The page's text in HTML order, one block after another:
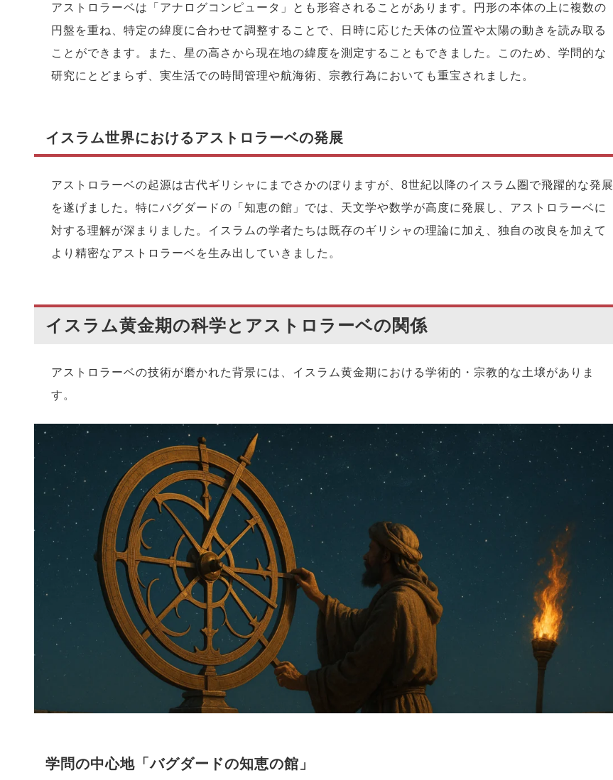
アストロラーベは「アナログコンピュータ」とも形容されることがあります。円形の本体の上に複数の
円盤を重ね、特定の緯度に合わせて調整することで、日時に応じた天体の位置や太陽の動きを読み取る
ことができます。また、星の高さから現在地の緯度を測定することもできました。このため、学問的な
研究にとどまらず、実生活での時間管理や航海術、宗教行為においても重宝されました。
イスラム世界におけるアストロラーベの発展
アストロラーベの起源は古代ギリシャにまでさかのぼりますが、8世紀以降のイスラム圏で飛躍的な発展
を遂げました。特にバグダードの「知恵の館」では、天文学や数学が高度に発展し、アストロラーベに
対する理解が深まりました。イスラムの学者たちは既存のギリシャの理論に加え、独自の改良を加えて
より精密なアストロラーベを生み出していきました。
イスラム黄金期の科学とアストロラーベの関係
アストロラーベの技術が磨かれた背景には、イスラム黄金期における学術的・宗教的な土壌がありま
す。
学問の中心地「バグダードの知恵の館」